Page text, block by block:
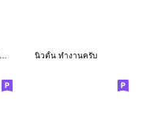
นิวตั้น ทำงานครับ